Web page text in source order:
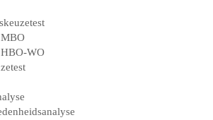
MBO
HBO-WO